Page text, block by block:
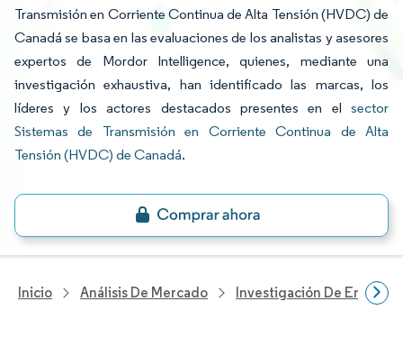
Transmisión en Corriente Continua de Alta Tensión (HVDC) de
Canadá se basa en las evaluaciones de los analistas y asesores
expertos de Mordor Intelligence, quienes, mediante una
investigación exhaustiva, han identificado las marcas, los
líderes y los actores destacados presentes en el sector
Sistemas de Transmisión en Corriente Continua de Alta
Tensión (HVDC) de Canadá.
Inicio Análisis De Mercado Investigación De Energía